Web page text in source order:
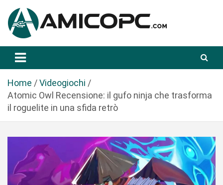
a
Amicopc.com
Home
Videogiochi
Atomic Owl Recensione: il gufo ninja che trasforma
il roguelite in una sfida retrò